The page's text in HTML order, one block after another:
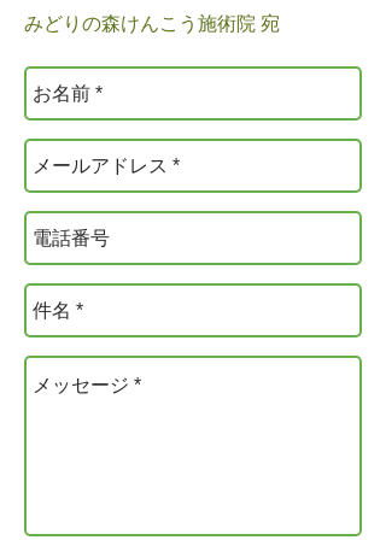
みどりの森けんこう施術院 宛